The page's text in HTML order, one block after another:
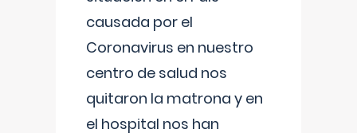
causada por el
Coronavirus en nuestro
centro de salud nos
quitaron la matrona y en
el hospital nos han